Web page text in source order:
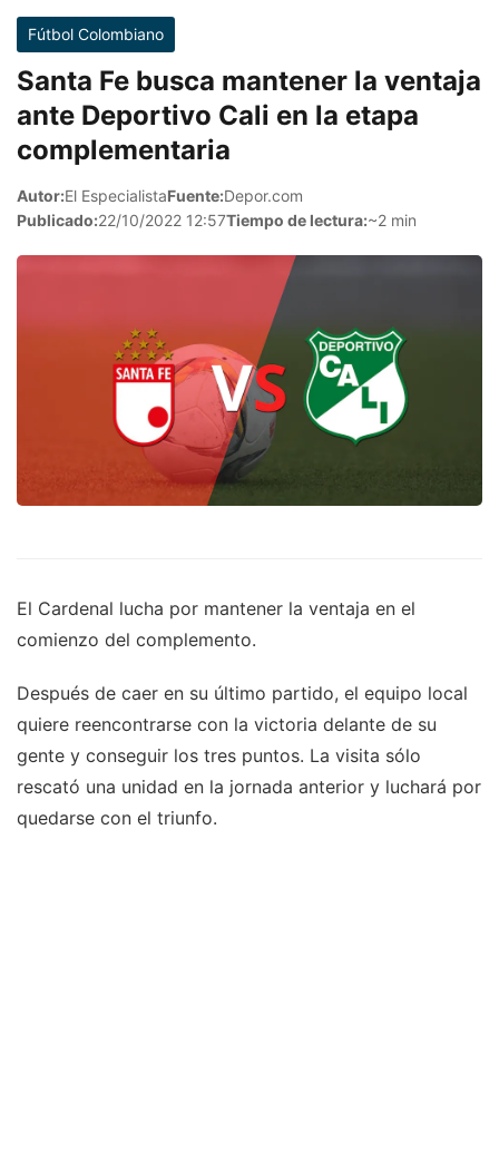
Fútbol Colombiano
Santa Fe busca mantener la ventaja
ante Deportivo Cali en la etapa
complementaria
Autor:El EspecialistaFuente:Depor.com
Publicado:22/10/2022 12:57Tiempo de lectura:~2 min
El Cardenal lucha por mantener la ventaja en el
comienzo del complemento.
Después de caer en su último partido, el equipo local
quiere reencontrarse con la victoria delante de su
gente y conseguir los tres puntos. La visita sólo
rescató una unidad en la jornada anterior y luchará por
quedarse con el triunfo.